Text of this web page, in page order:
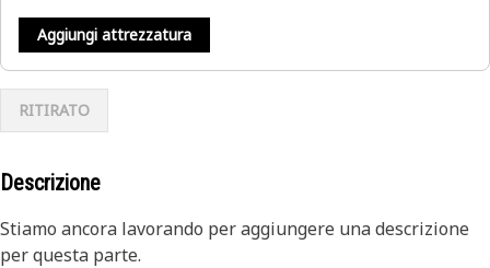
Aggiungi attrezzatura
RITIRATO
Descrizione
Stiamo ancora lavorando per aggiungere una descrizione
per questa parte.